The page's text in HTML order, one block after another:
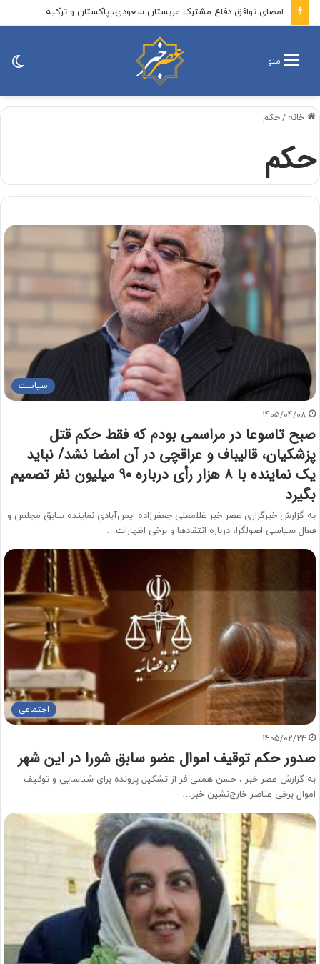
امضای توافق دفاع مشترک عربستان سعودی، پاکستان و ترکیه
منو
خانه /حکم
حکم
سیاست
1405/04/08
صبح تاسوعا در مراسمی بودم که فقط حکم قتل
پزشکیان، قالیباف و عراقچی در آن امضا نشد/ نباید
یک نماینده با ۸ هزار رأی درباره ۹۰ میلیون نفر تصمیم
بگیرد
به گزارش خبرگزاری عصر خبر غلامعلی جعفرزاده ایمن‌آبادی نماینده سابق مجلس و
فعال سیاسی اصولگرا، درباره انتقادها و برخی اظهارات…
اجتماعی
1405/02/24
صدور حکم توقیف اموال عضو سابق شورا در این شهر
به گزارش عصر خبر ، حسن همتی فر از تشکیل پرونده برای شناسایی و توقیف
اموال برخی عناصر خارج‌نشین خبر…